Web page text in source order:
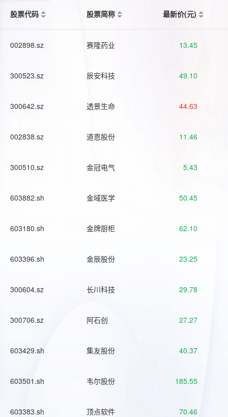
股票代码
股票简称 最新价(元)
002898.sz 赛隆药业 13.45
300523.sz 辰安科技 49.10
300642.sz 透景生命 44.63
002838.sz 道恩股份 11.46
300510.sz 金冠电气 5.43
603882.sh 金域医学 50.45
603180.sh 金牌厨柜 62.10
603396.sh 金辰股份 23.25
300604.sz 长川科技 29.78
300706.sz 阿石创 27.27
603429.sh 集友股份 40.37
603501.sh 韦尔股份 185.55
603383.sh 顶点软件 70.46